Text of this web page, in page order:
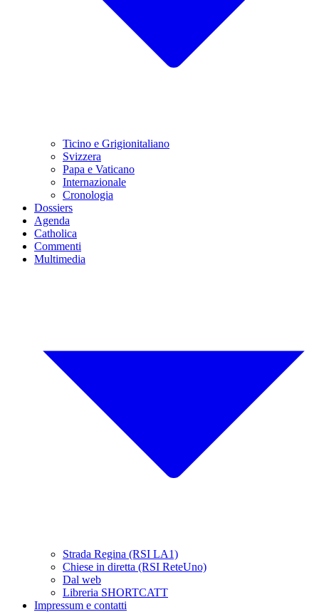
Ticino e Grigionitaliano
Svizzera
Papa e Vaticano
Internazionale
Cronologia
Dossiers
Agenda
Catholica
Commenti
Multimedia
Strada Regina (RSI LA1)
Chiese in diretta (RSI ReteUno)
Dal web
Libreria SHORTCATT
Impressum e contatti